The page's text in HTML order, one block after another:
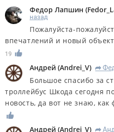
Федор Лапшин (
назад
Пожалуйста-
впечатлений и новый
19
Андрей (Andrei_V) R
Большое спасибо за
троллейбус Шкода сегодня
новость, да вот не знаю, как
Андрей (Andrei_V) R